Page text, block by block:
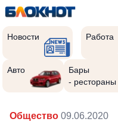
Новости Работа
Авто
Бары
- рестораны
Общество 09.06.2020